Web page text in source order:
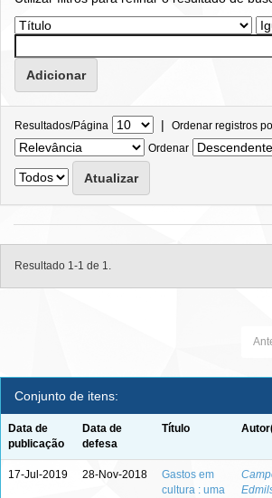
Resultados/Página | Ordenar registros
Ordenar
Resultado 1-1 de 1.
Conjunto de itens:
Data de
publicação
Data de
defesa
Título
17-Jul-2019 28-Nov-2018
Gastos em
cultura : uma